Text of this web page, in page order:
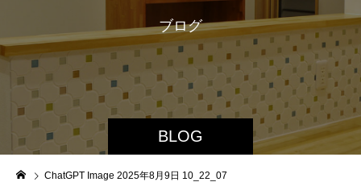
BLOG
ブログ
ChatGPT Image 2025年8月9日 10_22_07